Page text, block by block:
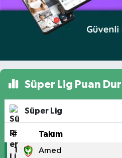
Süper Lig Puan
Süper Lig
# Takım
1 Amed